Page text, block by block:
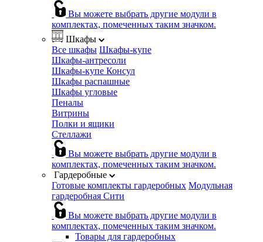
Вы можете выбрать другие модули в
комплектах, помеченных таким значком.
Шкафы
Все шкафы Шкафы-купе
Шкафы-антресоли
Шкафы-купе Консул
Шкафы распашные
Шкафы угловые
Пеналы
Витрины
Полки и ящики
Стеллажи
Вы можете выбрать другие модули в
комплектах, помеченных таким значком.
Гардеробные
Готовые комплекты гардеробных Модульная
гардеробная Сити
Вы можете выбрать другие модули в
комплектах, помеченных таким значком.
Товары для гардеробных